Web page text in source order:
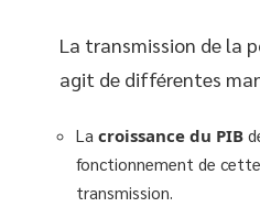
La transmission de la
agit de différentes
La croissance du PIB
fonctionnement de
transmission.